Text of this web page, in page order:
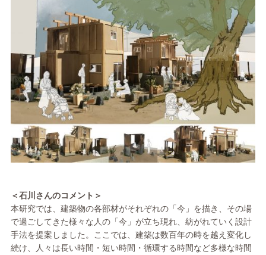
＜石川さんのコメント＞
本研究では、建築物の各部材がそれぞれの「今」を描き、その場
で過ごしてきた様々な人の「今」が立ち現れ、紡がれていく設計
手法を提案しました。ここでは、建築は数百年の時を越え変化し
続け、人々は長い時間・短い時間・循環する時間など多様な時間